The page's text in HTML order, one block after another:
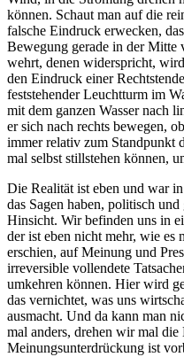
können. Schaut man auf die
falsche Eindruck erwecken,
Bewegung gerade in der Mitte
wehrt, denen widerspricht,
den Eindruck einer
feststehender Leuchtturm im
mit dem ganzen Wasser nach
er sich nach rechts bewegen,
immer relativ zum Standpunkt
mal selbst stillstehen können,
Die Realität ist eben und war
das Sagen haben, politisch
Hinsicht. Wir befinden uns in
der ist eben nicht mehr, wie es
erschien, auf Meinung und
irreversible vollendete
umkehren können. Hier wird
das vernichtet, was uns
ausmacht. Und da kann man
mal anders, drehen wir mal
Meinungsunterdrückung ist